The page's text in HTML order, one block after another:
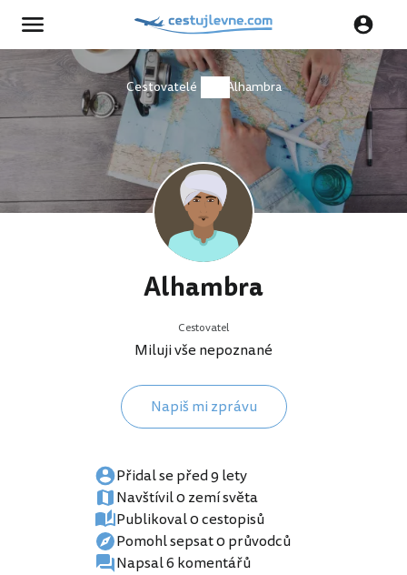
Cestovatelé Alhambra
Alhambra
Cestovatel
Miluji vše nepoznané
Napiš mi zprávu
Přidal se před 9 lety
Navštívil 0 zemí světa
Publikoval 0 cestopisů
Pomohl sepsat 0 průvodců
Napsal 6 komentářů